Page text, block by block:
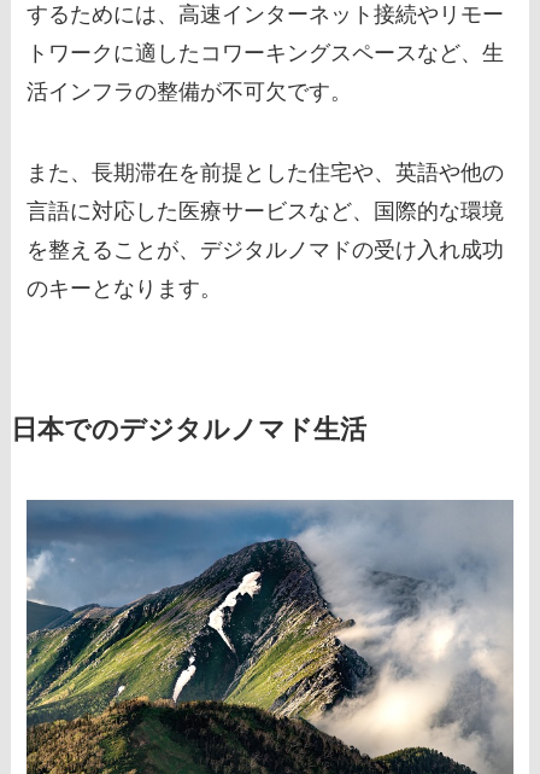
するためには、高速インターネット接続やリモー
トワークに適したコワーキングスペースなど、生
活インフラの整備が不可欠です。
また、長期滞在を前提とした住宅や、英語や他の
言語に対応した医療サービスなど、国際的な環境
を整えることが、デジタルノマドの受け入れ成功
のキーとなります。
日本でのデジタルノマド生活